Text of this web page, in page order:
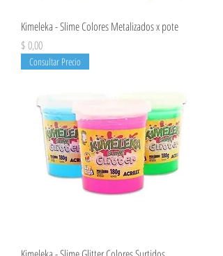
Kimeleka - Slime Colores Metalizados x pote
Precio
$ 0,00
Consultar Precio